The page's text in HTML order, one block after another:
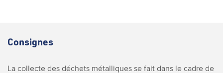
Consignes
La collecte des déchets métalliques se fait dans le cadre de